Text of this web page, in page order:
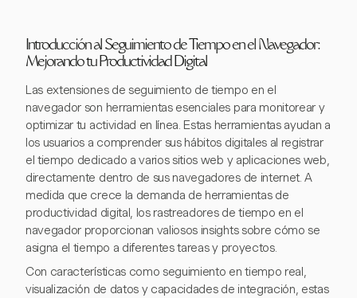
Introducción al Seguimiento de Tiempo en el Navegador:
Mejorando tu Productividad Digital
Las extensiones de seguimiento de tiempo en el
navegador son herramientas esenciales para monitorear y
optimizar tu actividad en línea. Estas herramientas ayudan a
los usuarios a comprender sus hábitos digitales al registrar
el tiempo dedicado a varios sitios web y aplicaciones web,
directamente dentro de sus navegadores de internet. A
medida que crece la demanda de herramientas de
productividad digital, los rastreadores de tiempo en el
navegador proporcionan valiosos insights sobre cómo se
asigna el tiempo a diferentes tareas y proyectos.
Con características como seguimiento en tiempo real,
visualización de datos y capacidades de integración, estas